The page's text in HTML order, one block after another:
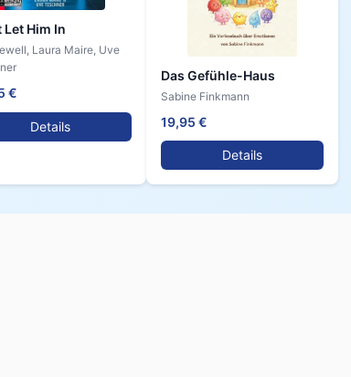
Let Him In
Laura Maire, Uve
€
Details
Das Gefühle-Haus
Sabine Finkmann
19,95 €
Details